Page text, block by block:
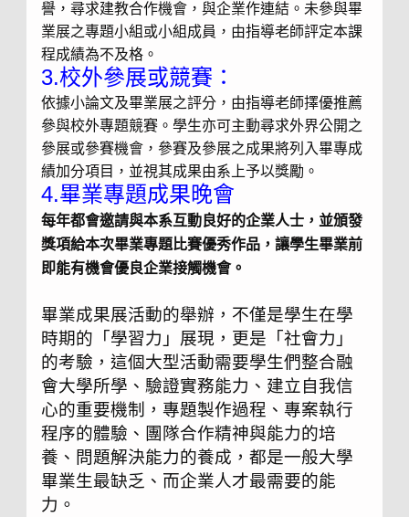
譽，尋求建教合作機會，與企業作連結。未參與畢
業展之專題小組或小組成員，由指導老師評定本課
程成績為不及格。
3.校外參展或競賽：
依據小論文及畢業展之評分，由指導老師擇優推薦
參與校外專題競賽。學生亦可主動尋求外界公開之
參展或參賽機會，參賽及參展之成果將列入畢專成
績加分項目，並視其成果由系上予以獎勵。
4.畢業專題成果晚會
每年都會邀請與本系互動良好的企業人士，並頒發
獎項給本次畢業專題比賽優秀作品，讓學生畢業前
即能有機會優良企業接觸機會。
畢業成果展活動的舉辦，不僅是學生在學
時期的「學習力」展現，更是「社會力」
的考驗，這個大型活動需要學生們整合融
會大學所學、驗證實務能力、建立自我信
心的重要機制，專題製作過程、專案執行
程序的體驗、團隊合作精神與能力的培
養、問題解決能力的養成，都是一般大學
畢業生最缺乏、而企業人才最需要的能
力。